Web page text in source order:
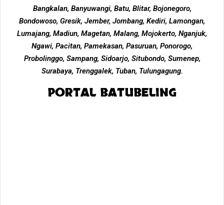
Bangkalan, Banyuwangi, Batu, Blitar, Bojonegoro,
Bondowoso, Gresik, Jember, Jombang, Kediri, Lamongan,
Lumajang, Madiun, Magetan, Malang, Mojokerto, Nganjuk,
Ngawi, Pacitan, Pamekasan, Pasuruan, Ponorogo,
Probolinggo, Sampang, Sidoarjo, Situbondo, Sumenep,
Surabaya, Trenggalek, Tuban, Tulungagung.
PORTAL BATUBELING